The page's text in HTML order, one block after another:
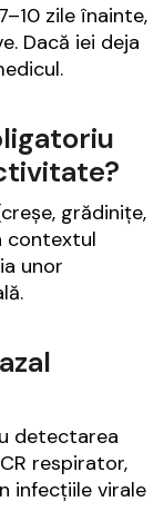
zile înainte,
Dacă iei deja
grădinițe,
contextul
unor
detectarea
respirator,
infecțiile virale